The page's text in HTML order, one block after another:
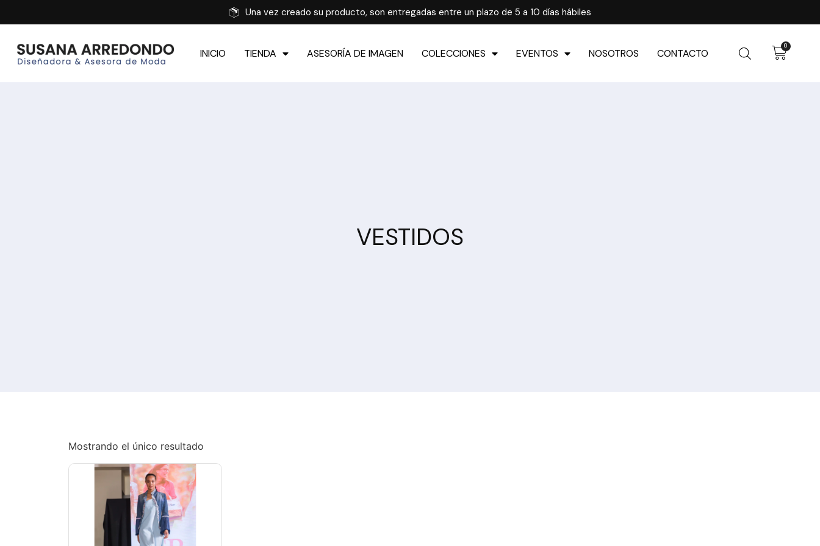
Una vez creado su producto, son entregadas entre un plazo de 5 a 10 días hábiles
INICIO TIENDA ASESORÍA DE IMAGEN COLECCIONES EVENTOS NOSOTROS CONTACTO
0
VESTIDOS
Mostrando el único resultado